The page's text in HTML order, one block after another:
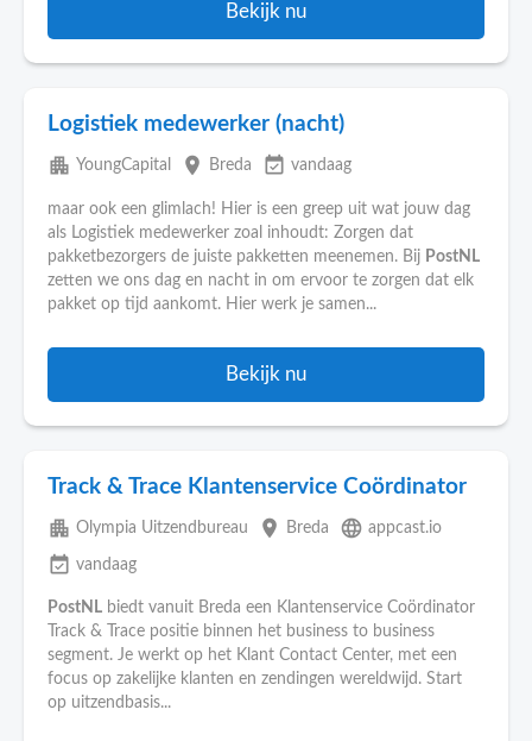
Bekijk nu
Logistiek medewerker (nacht)
apartment YoungCapital place Breda event_available vandaag
maar ook een glimlach! Hier is een greep uit wat jouw dag
als Logistiek medewerker zoal inhoudt: Zorgen dat
pakketbezorgers de juiste pakketten meenemen. Bij PostNL
zetten we ons dag en nacht in om ervoor te zorgen dat elk
pakket op tijd aankomt. Hier werk je samen...
Bekijk nu
Track & Trace Klantenservice Coördinator
apartment Olympia Uitzendbureau place Breda language appcast.io
event_available vandaag
PostNL biedt vanuit Breda een Klantenservice Coördinator
Track & Trace positie binnen het business to business
segment. Je werkt op het Klant Contact Center, met een
focus op zakelijke klanten en zendingen wereldwijd. Start
op uitzendbasis...